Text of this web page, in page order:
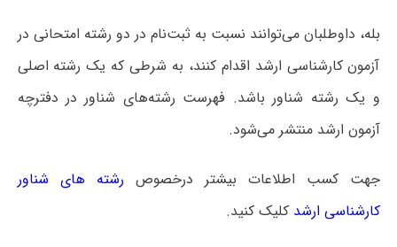
بله، داوطلبان می‌توانند نسبت به ثبت‌نام در دو رشته امتحانی در
آزمون کارشناسی ارشد اقدام کنند، به شرطی که یک رشته اصلی
و یک رشته شناور باشد. فهرست رشته‌های شناور در دفترچه
آزمون ارشد منتشر می‌شود.
جهت کسب اطلاعات بیشتر درخصوص رشته های شناور
کارشناسی ارشد کلیک کنید.